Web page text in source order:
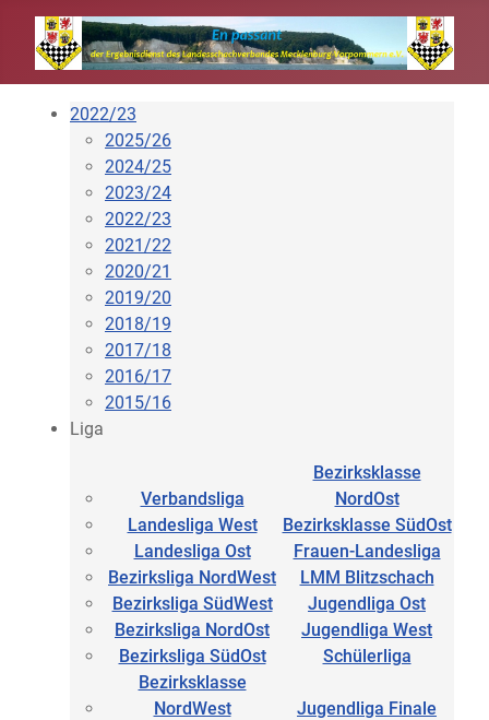
2022/23
2025/26
2024/25
2023/24
2022/23
2021/22
2020/21
2019/20
2018/19
2017/18
2016/17
2015/16
Liga
Verbandsliga
Bezirksklasse
NordOst
Landesliga West
Bezirksklasse SüdOst
Landesliga Ost
Frauen-Landesliga
Bezirksliga NordWest
LMM Blitzschach
Bezirksliga SüdWest
Jugendliga Ost
Bezirksliga NordOst
Jugendliga West
Bezirksliga SüdOst
Schülerliga
Bezirksklasse
NordWest
Jugendliga Finale